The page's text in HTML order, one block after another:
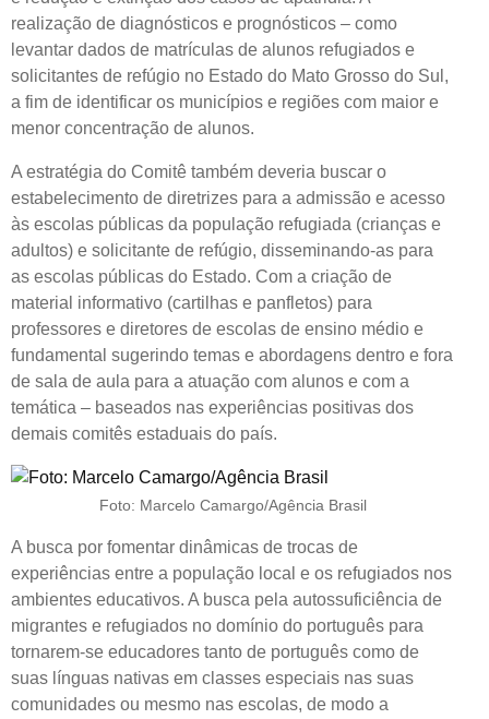
realização de diagnósticos e prognósticos – como
levantar dados de matrículas de alunos refugiados e
solicitantes de refúgio no Estado do Mato Grosso do Sul,
a fim de identificar os municípios e regiões com maior e
menor concentração de alunos.
A estratégia do Comitê também deveria buscar o
estabelecimento de diretrizes para a admissão e acesso
às escolas públicas da população refugiada (crianças e
adultos) e solicitante de refúgio, disseminando-as para
as escolas públicas do Estado. Com a criação de
material informativo (cartilhas e panfletos) para
professores e diretores de escolas de ensino médio e
fundamental sugerindo temas e abordagens dentro e fora
de sala de aula para a atuação com alunos e com a
temática – baseados nas experiências positivas dos
demais comitês estaduais do país.
Foto: Marcelo Camargo/Agência Brasil
A busca por fomentar dinâmicas de trocas de
experiências entre a população local e os refugiados nos
ambientes educativos. A busca pela autossuficiência de
migrantes e refugiados no domínio do português para
tornarem-se educadores tanto de português como de
suas línguas nativas em classes especiais nas suas
comunidades ou mesmo nas escolas, de modo a